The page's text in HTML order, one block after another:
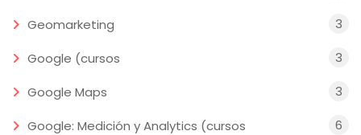
Geomarketing 3
Google (cursos 3
Google Maps 3
Google: Medición y Analytics (cursos 6